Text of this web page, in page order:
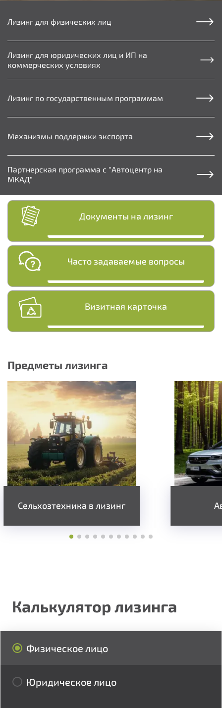
Документы на лизинг
Часто задаваемые вопросы
Визитная карточка
Лизинг для физических лиц
Лизинг для юридических лиц и ИП на
коммерческих условиях
Лизинг по государственным программам
Механизмы поддержки экспорта
Партнерская программа с "Автоцентр на
МКАД"
Предметы лизинга
Сельхозтехника в лизинг
Калькулятор лизинга
Физическое лицо
Юридическое лицо